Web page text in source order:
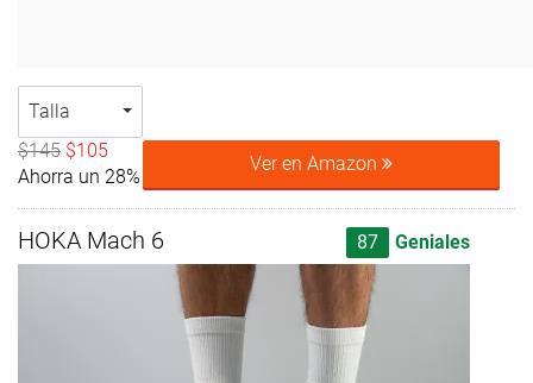
Talla
$145 $105
Ahorra un 28%
Ver en Amazon
HOKA Mach 6 87 Geniales